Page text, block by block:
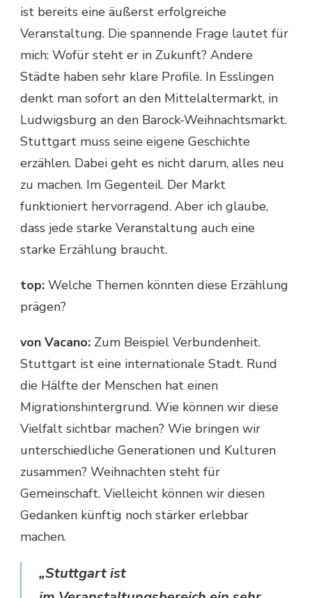
ist bereits eine äußerst erfolgreiche
Veranstaltung. Die spannende Frage lautet für
mich: Wofür steht er in Zukunft? Andere
Städte haben sehr klare Profile. In Esslingen
denkt man sofort an den Mittelaltermarkt, in
Ludwigsburg an den Barock-Weihnachtsmarkt.
Stuttgart muss seine eigene Geschichte
erzählen. Dabei geht es nicht darum, alles neu
zu machen. Im Gegenteil. Der Markt
funktioniert hervorragend. Aber ich glaube,
dass jede starke Veranstaltung auch eine
starke Erzählung braucht.
top: Welche Themen könnten diese Erzählung
prägen?
von Vacano: Zum Beispiel Verbundenheit.
Stuttgart ist eine internationale Stadt. Rund
die Hälfte der Menschen hat einen
Migrationshintergrund. Wie können wir diese
Vielfalt sichtbar machen? Wie bringen wir
unterschiedliche Generationen und Kulturen
zusammen? Weihnachten steht für
Gemeinschaft. Vielleicht können wir diesen
Gedanken künftig noch stärker erlebbar
machen.
„Stuttgart ist